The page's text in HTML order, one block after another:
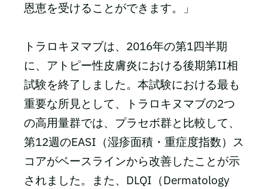
恩恵を受けることができます。」
トラロキヌマブは、2016年の第1四半期
に、アトピー性皮膚炎における後期第II相
試験を終了しました。本試験における最も
重要な所見として、トラロキヌマブの2つ
の高用量群では、プラセボ群と比較して、
第12週のEASI（湿疹面積・重症度指数）ス
コアがベースラインから改善したことが示
されました。また、DLQI（Dermatology